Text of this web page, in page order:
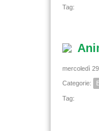
Tag:
mercoledì
Categorie:
Tag: